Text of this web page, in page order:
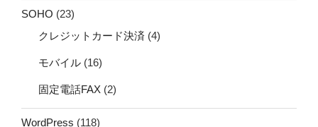
SOHO (23)
クレジットカード決済 (4)
モバイル (16)
固定電話FAX (2)
WordPress (118)